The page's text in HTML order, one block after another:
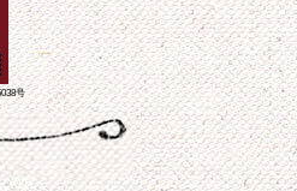
号